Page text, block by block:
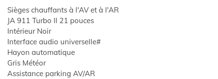
Sièges chauffants à l'AV et à l'AR
JA 911 Turbo II 21 pouces
Intérieur Noir
Interface audio universelle#
Hayon automatique
Gris Météor
Assistance parking AV/AR